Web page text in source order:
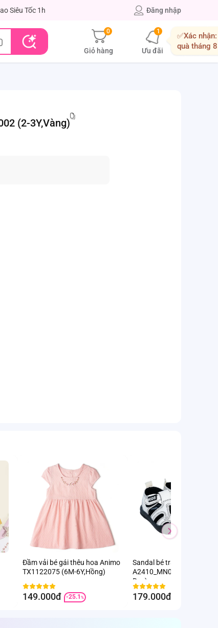
Siêu Tốc 1h Đăng nhập
0
Giỏ hàng
1
Ưu đãi
✅Xác
quà tháng
(2-3Y,Vàng)
Đầm vải bé gái thêu hoa Animo
TX1122075 (6M-6Y,Hồng)
149.000đ -25.1 %
Sandal bé trai Animo
A2410_MN026 (17-
Đen)
179.000đ